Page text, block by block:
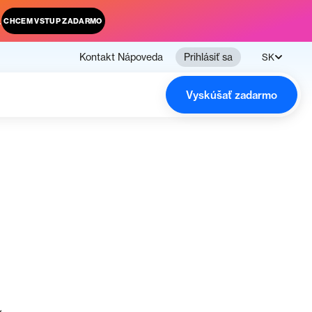
CHCEM VSTUP ZADARMO
Kontakt Nápoveda Prihlásiť sa SK
Vyskúšať zadarmo